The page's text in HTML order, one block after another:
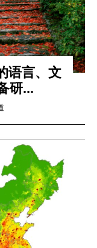
律。通过系统研
合，如中西医结
提供基于传统智慧
本、尊重自然的
。语言、文
研...